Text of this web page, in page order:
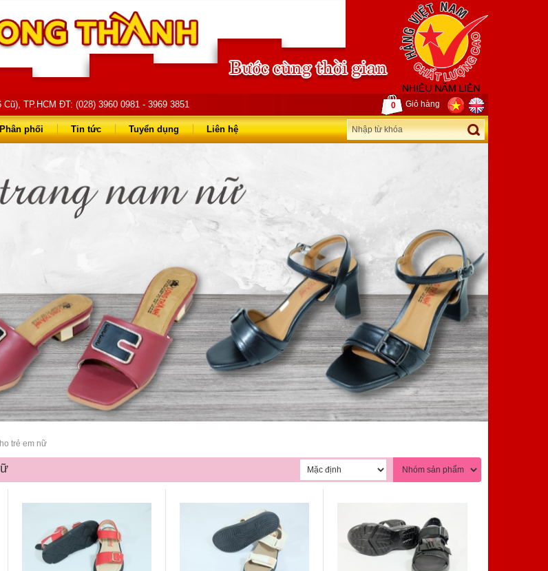
TP.HCM ĐT: (028) 3960 0981 - 3969 3851
714
0 Giỏ hàng
Phân phối Tin tức Tuyển dụng Liên hệ
trẻ em nữ